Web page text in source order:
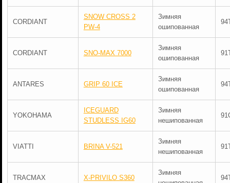
CORDIANT
SNOW CROSS 2
PW-4
Зимняя
ошипованная
CORDIANT SNO-MAX 7000
Зимняя
ошипованная
ANTARES GRIP 60 ICE
Зимняя
ошипованная
YOKOHAMA
ICEGUARD
STUDLESS IG60
Зимняя
нешипованная
VIATTI BRINA V-521
Зимняя
нешипованная
TRACMAX X-PRIVILO S360
Зимняя